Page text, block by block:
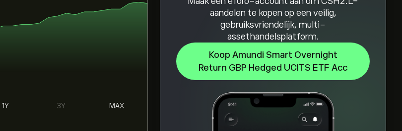
aandelen te kopen op een veilig,
gebruiksvriendelijk, multi-
assethandelsplatform.
Koop Amundi Smart Overnight
Return GBP Hedged UCITS ETF Acc
1Y 3Y MAX